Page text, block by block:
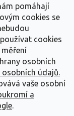
pomáhají
cookies se
cookies
osobních
údajů.
vaše osobní
a
.